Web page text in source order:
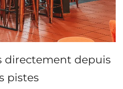
directement depuis
pistes